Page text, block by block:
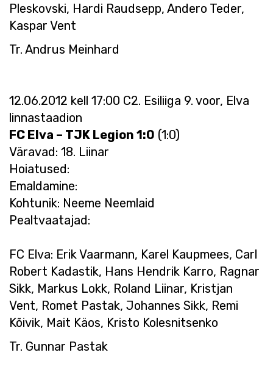
Pleskovski, Hardi Raudsepp, Andero Teder,
Kaspar Vent
Tr. Andrus Meinhard
12.06.2012 kell 17:00 C2. Esiliiga 9. voor, Elva
linnastaadion
FC Elva – TJK Legion 1:0 (1:0)
Väravad: 18. Liinar
Hoiatused:
Emaldamine:
Kohtunik: Neeme Neemlaid
Pealtvaatajad:
FC Elva: Erik Vaarmann, Karel Kaupmees, Carl
Robert Kadastik, Hans Hendrik Karro, Ragnar
Sikk, Markus Lokk, Roland Liinar, Kristjan
Vent, Romet Pastak, Johannes Sikk, Remi
Kõivik, Mait Käos, Kristo Kolesnitsenko
Tr. Gunnar Pastak